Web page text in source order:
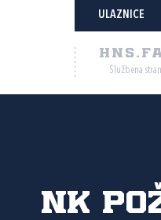
ULAZNICE
Službena
NK